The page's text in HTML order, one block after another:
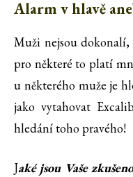
Alarm v hlavě
Muži nejsou dokonalí,
pro některé to platí
u některého muže je
jako vytahovat
hledání toho pravého!
Jaké jsou Vaše